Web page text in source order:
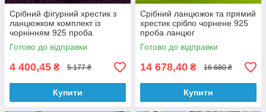
Срібний фігурний хрестик з
ланцюжком комплект із
чорнінням 925 проба
Готово до відправки
4 400,45 ₴ 5 177 ₴
Купити
Срібний ланцюжок та прямий
хрестик срібло чорнене 925
проба ланцюг
Готово до відправки
14 678,40 ₴ 16 680 ₴
Купити